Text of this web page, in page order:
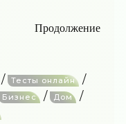
Продолжение
/ Тесты онлайн /
Бизнес / Дом /